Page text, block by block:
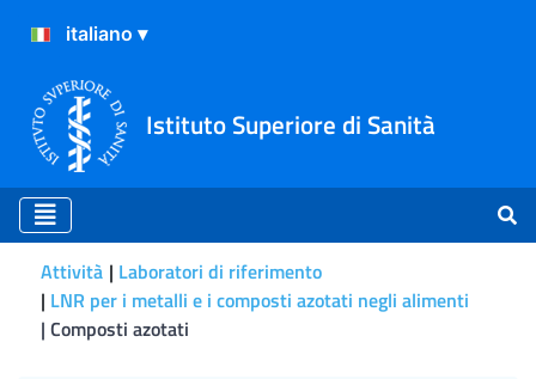
Istituto Superiore di Sanità
Attività Laboratori di riferimento
LNR per i metalli e i composti azotati negli alimenti
Composti azotati